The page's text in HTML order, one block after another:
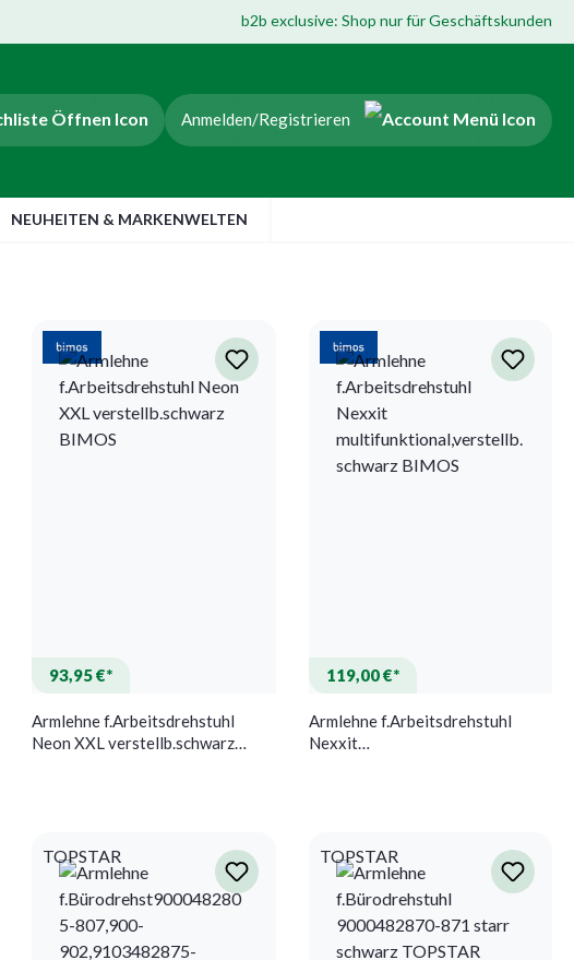
b2b exclusive: Shop nur für Geschäftskunden
Anmelden/Registrieren
NEUHEITEN & MARKENWELTEN
93,95 €*
Armlehne f.Arbeitsdrehstuhl
Neon XXL verstellb.schwarz
119,00 €*
Armlehne f.Arbeitsdrehstuhl
Nexxit
TOPSTAR TOPSTAR